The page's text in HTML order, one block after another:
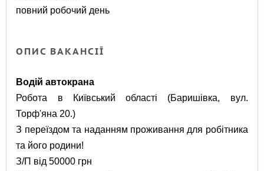
повний робочий день
ОПИС ВАКАНСІЇ
Водій автокрана
Робота в Київський області (Баришівка, вул.
Торф'яна 20.)
З переїздом та наданням проживання для робітника
та його родини!
З/П від 50000 грн